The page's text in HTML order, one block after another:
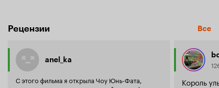
Рецензии Все
anel_ka
С этого фильма я открыла Чоу Юнь-Фата,
Король